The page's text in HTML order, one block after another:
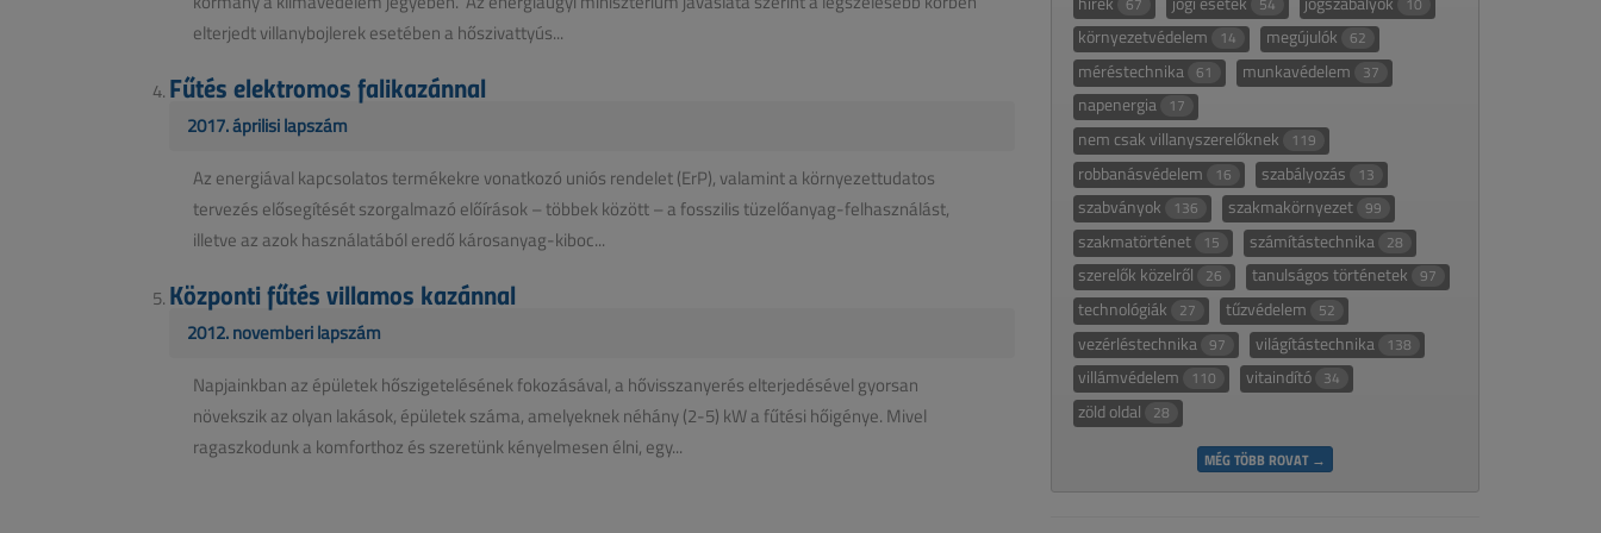
elterjedt villanybojlerek esetében a hőszivattyús...
Fűtés elektromos falikazánnal
2017. áprilisi lapszám
Az energiával kapcsolatos termékekre vonatkozó uniós rendelet (ErP), valamint a környezettudatos
tervezés elősegítését szorgalmazó előírások – többek között – a fosszilis tüzelőanyag-felhasználást,
illetve az azok használatából eredő károsanyag-kiboc...
Központi fűtés villamos kazánnal
2012. novemberi lapszám
Napjainkban az épületek hőszigetelésének fokozásával, a hővisszanyerés elterjedésével gyorsan
növekszik az olyan lakások, épületek száma, amelyeknek néhány (2-5) kW a fűtési hőigénye. Mivel
ragaszkodunk a komforthoz és szeretünk kényelmesen élni, egy...
környezetvédelem 14 megújulók 62
méréstechnika 61 munkavédelem 37
napenergia 17
nem csak villanyszerelőknek 119
robbanásvédelem 16 szabályozás 13
szabványok 136 szakmakörnyezet 99
szakmatörténet 15 számítástechnika 28
szerelők közelről 26 tanulságos történetek 97
technológiák 27 tűzvédelem 52
vezérléstechnika 97 világítástechnika 138
villámvédelem 110 vitaindító 34
zöld oldal 28
MÉG TÖBB ROVAT →